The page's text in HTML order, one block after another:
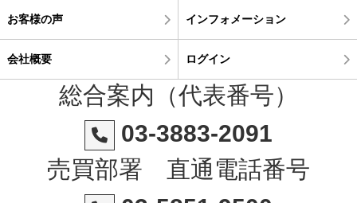
お客様の声 インフォメーション
会社概要 ログイン
総合案内（代表番号）
03-3883-2091
売買部署 直通電話番号